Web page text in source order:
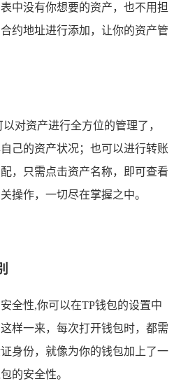
中没有你想要的资产，也不用担
约地址进行添加，让你的资产管
对资产进行全方位的管理了，
己的资产状况；也可以进行转账
，只需点击资产名称，即可查看
操作，一切尽在掌握之中。
全性,你可以在TP钱包的设置中
样一来，每次打开钱包时，都需
身份，就像为你的钱包加上了一
的安全性。